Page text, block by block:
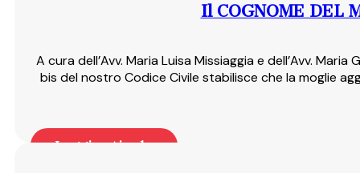
Il COGNOME DEL
A cura dell’Avv. Maria Luisa Missiaggia e dell’Avv.
bis del nostro Codice Civile stabilisce che la moglie
Leggi articolo